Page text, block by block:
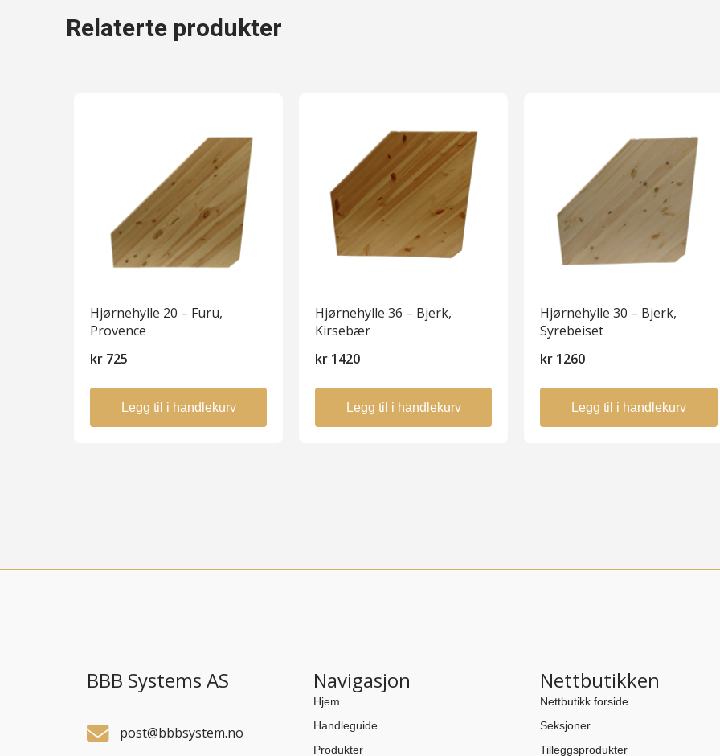
Relaterte produkter
Hjørnehylle 20 – Furu,
Provence
kr 725
Legg til i handlekurv
Hjørnehylle 36 – Bjerk,
Kirsebær
kr 1420
Legg til i handlekurv
Hjørnehylle 30 – Bjerk,
Syrebeiset
kr 1260
Legg til i handlekurv
BBB Systems AS
post@bbbsystem.no
Navigasjon
Hjem
Handleguide
Produkter
Nettbutikken
Nettbutikk forside
Seksjoner
Tilleggsprodukter